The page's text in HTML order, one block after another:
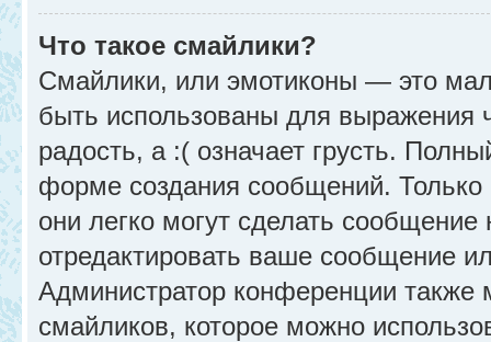
Что такое смайлики?
Смайлики, или эмотиконы — это
быть использованы для выражения
радость, а :( означает грусть.
форме создания сообщений. Только
они легко могут сделать
отредактировать ваше сообщение
Администратор конференции также
смайликов, которое можно